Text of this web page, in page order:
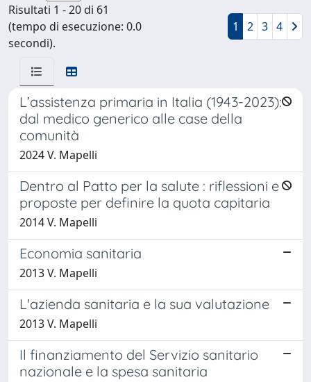
Risultati 1 - 20 di 61
(tempo di esecuzione: 0.0
secondi).
1 2 3 4
L’assistenza primaria in Italia (1943-2023):
dal medico generico alle case della
comunità
2024 V. Mapelli
Dentro al Patto per la salute : riflessioni e
proposte per definire la quota capitaria
2014 V. Mapelli
Economia sanitaria
2013 V. Mapelli
L'azienda sanitaria e la sua valutazione
2013 V. Mapelli
Il finanziamento del Servizio sanitario
nazionale e la spesa sanitaria